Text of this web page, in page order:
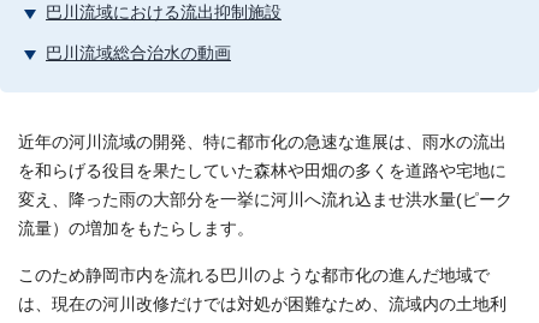
巴川流域における流出抑制施設
巴川流域総合治水の動画
近年の河川流域の開発、特に都市化の急速な進展は、雨水の流出
を和らげる役目を果たしていた森林や田畑の多くを道路や宅地に
変え、降った雨の大部分を一挙に河川へ流れ込ませ洪水量(ピーク
流量）の増加をもたらします。
このため静岡市内を流れる巴川のような都市化の進んだ地域で
は、現在の河川改修だけでは対処が困難なため、流域内の土地利